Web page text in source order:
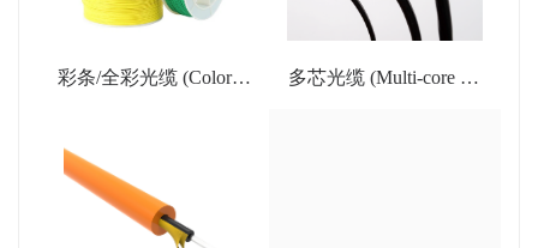
彩条/全彩光缆 (Colored
多芯光缆 (Multi-core pla